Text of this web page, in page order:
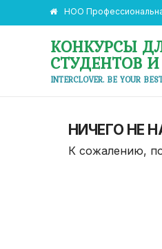
НОО
КОНКУРСЫ
СТУДЕНТОВ
INTERCLOVER. BE YOUR
НИЧЕГО НЕ
К сожалению,